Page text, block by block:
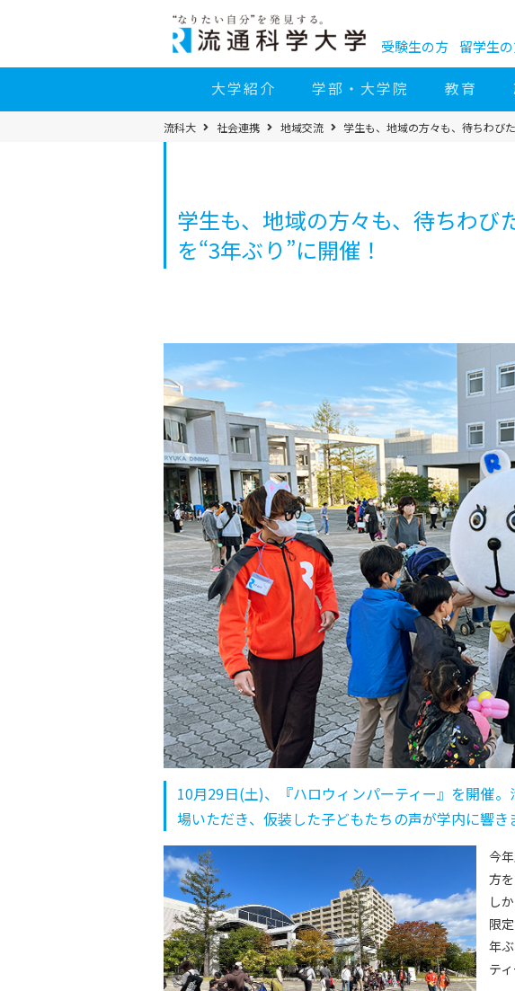
へ
受験生の方 留学生
大学紹介 学部・大学院 教育
パ
ン
流科大 社会連携 地域交流 学生も、地域の方々も、待ちわび
学生も、地域の方々も、待ちわび
を“3年ぶり”に開催！
10月29日(土)、『ハロウィンパーティー』を開催
場いただき、仮装した子どもたちの声が学内に響き
今
方
し
限
年
テ